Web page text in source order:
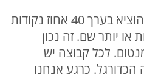
"היעד של הקבוצה הוא להוציא בערך 40 אחוז נקודות
יותר שם. זה נכון
לכל קבוצה יש
הכדורגל. כרגע אנחנו